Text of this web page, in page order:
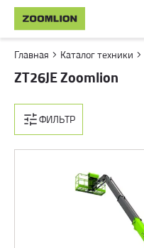
Главная Каталог техники
ZT26JE Zoomlion
ФИЛЬТР